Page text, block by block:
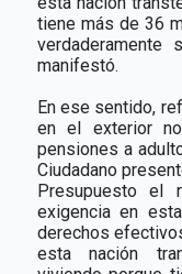
tiene más de 36
verdaderamente
manifestó.
En ese sentido,
en el exterior
pensiones a
Ciudadano
Presupuesto el
exigencia en
derechos
esta nación